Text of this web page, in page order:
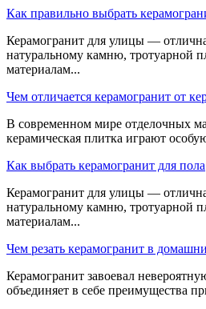
Как правильно выбрать
Керамогранит для улицы —
натуральному камню, тротуарной
материалам...
Чем отличается керамогранит от
В современном мире отделочных
керамическая плитка играют
Как выбрать керамогранит для пола
Керамогранит для улицы —
натуральному камню, тротуарной
материалам...
Чем резать керамогранит в
Керамогранит завоевал
объединяет в себе преимущества